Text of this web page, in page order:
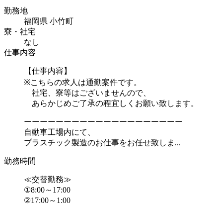
勤務地
福岡県 小竹町
寮・社宅
なし
仕事内容
【仕事内容】
※こちらの求人は通勤案件です。
社宅、寮等はございませんので、
あらかじめご了承の程宜しくお願い致します。
ーーーーーーーーーーーーーーーーーーーー
自動車工場内にて、
プラスチック製造のお仕事をお任せ致しま...
勤務時間
≪交替勤務≫
①8:00～17:00
②17:00～1:00